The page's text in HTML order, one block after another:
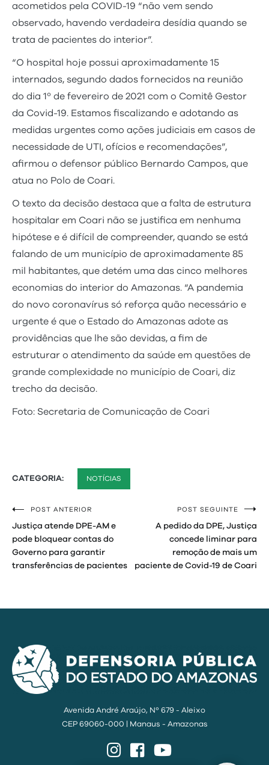
acometidos pela COVID-19 “não vem sendo
observado, havendo verdadeira desídia quando se
trata de pacientes do interior”.
“O hospital hoje possui aproximadamente 15
internados, segundo dados fornecidos na reunião
do dia 1º de fevereiro de 2021 com o Comitê Gestor
da Covid-19. Estamos fiscalizando e adotando as
medidas urgentes como ações judiciais em casos de
necessidade de UTI, ofícios e recomendações”,
afirmou o defensor público Bernardo Campos, que
atua no Polo de Coari.
O texto da decisão destaca que a falta de estrutura
hospitalar em Coari não se justifica em nenhuma
hipótese e é difícil de compreender, quando se está
falando de um município de aproximadamente 85
mil habitantes, que detém uma das cinco melhores
economias do interior do Amazonas. “A pandemia
do novo coronavírus só reforça quão necessário e
urgente é que o Estado do Amazonas adote as
providências que lhe são devidas, a fim de
estruturar o atendimento da saúde em questões de
grande complexidade no município de Coari, diz
trecho da decisão.
Foto: Secretaria de Comunicação de Coari
CATEGORIA: NOTÍCIAS
Navegação
de
Post
POST ANTERIOR
Justiça atende DPE-AM e
pode bloquear contas do
Governo para garantir
transferências de pacientes
POST SEGUINTE
A pedido da DPE, Justiça
concede liminar para
remoção de mais um
paciente de Covid-19 de Coari
Avenida André Araújo, Nº 679 - Aleixo
CEP 69060-000 | Manaus - Amazonas
InstagramFacebook